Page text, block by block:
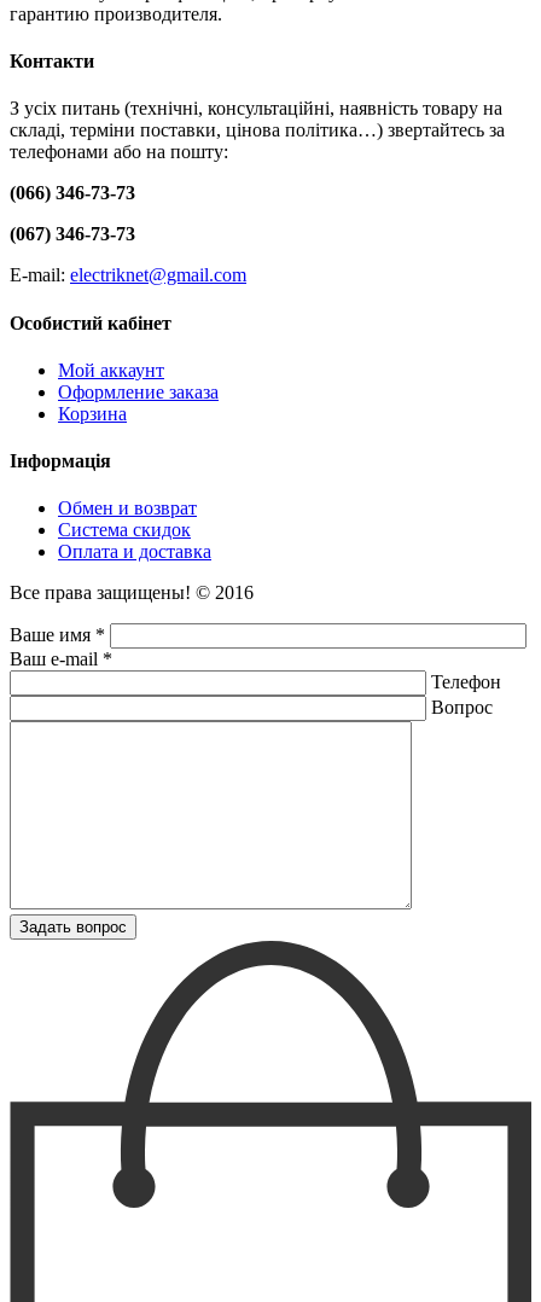
гарантию производителя.
Контакти
З усіх питань (технічні, консультаційні, наявність товару на
складі, терміни поставки, цінова політика…) звертайтесь за
телефонами або на пошту:
(066) 346-73-73
(067) 346-73-73
E-mail: electriknet@gmail.com
Особистий кабінет
Мой аккаунт
Оформление заказа
Корзина
Інформація
Обмен и возврат
Система скидок
Оплата и доставка
Все права защищены! © 2016
Ваше имя *
Ваш e-mail *
Телефон
Вопрос